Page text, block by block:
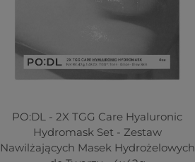
PO:DL - 2X TGG Care Hyaluronic
Hydromask Set - Zestaw
Nawilżających Masek Hydrożelowych